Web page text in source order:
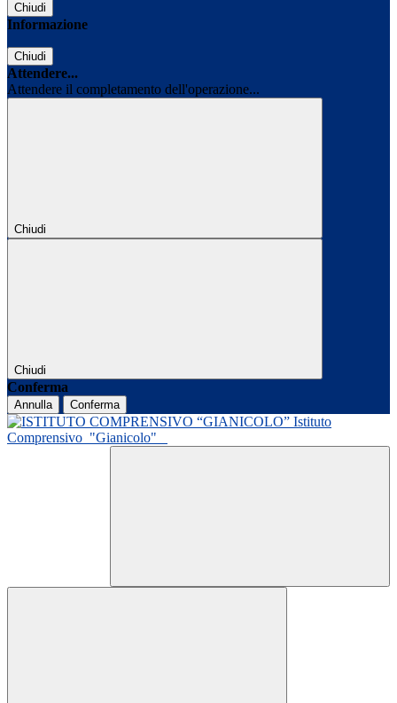
Chiudi
Informazione
Chiudi
Attendere...
Attendere il completamento dell'operazione...
Chiudi
Chiudi
Conferma
Annulla Conferma
Istituto
Comprensivo "Gianicolo"